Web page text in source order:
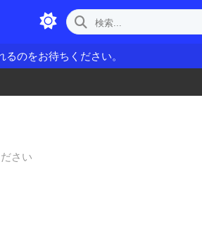
のをお待ちください。
さい